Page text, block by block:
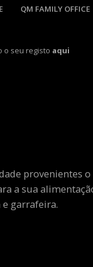
QM FAMILY OFFICE
o seu registo aqui
provenientes
a sua
garrafeira.